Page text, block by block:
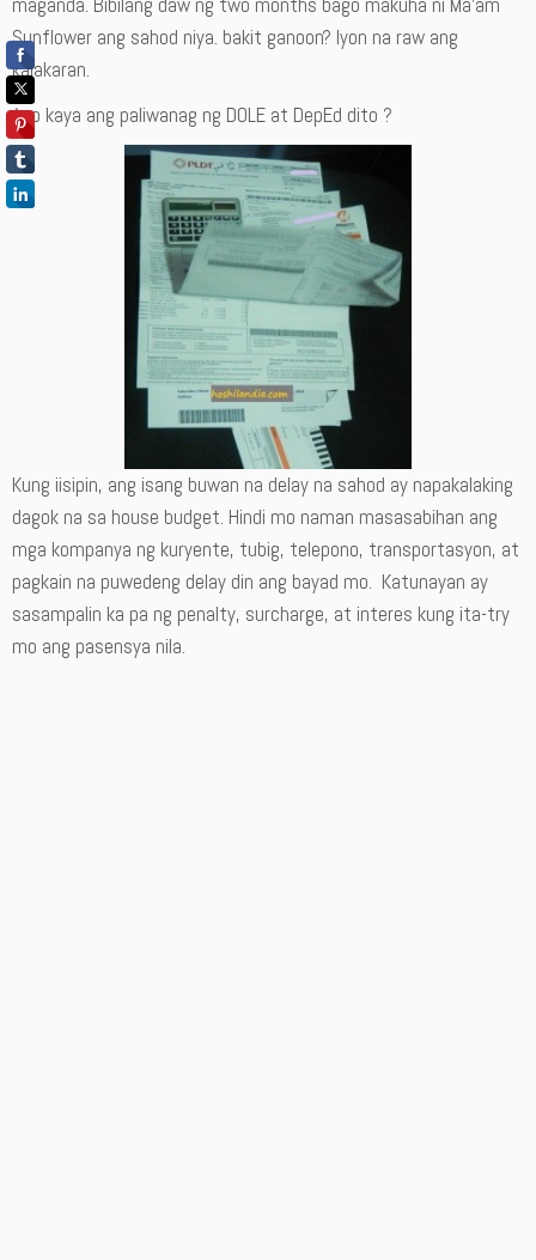
Sunflower ang sahod niya. bakit ganoon? Iyon na raw ang
kalakaran.
Ano kaya ang paliwanag ng DOLE at DepEd dito ?
Kung iisipin, ang isang buwan na delay na sahod ay napakalaking
dagok na sa house budget. Hindi mo naman masasabihan ang
mga kompanya ng kuryente, tubig, telepono, transportasyon, at
pagkain na puwedeng delay din ang bayad mo. Katunayan ay
sasampalin ka pa ng penalty, surcharge, at interes kung ita-try
mo ang pasensya nila.